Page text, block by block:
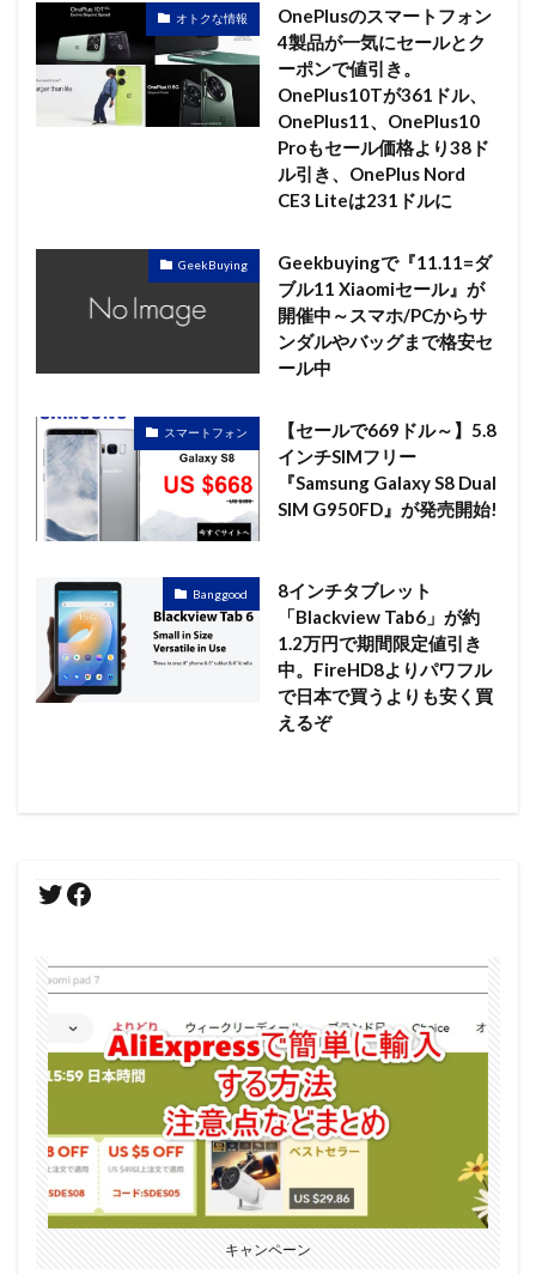
オトクな情報
OnePlusのスマートフォン
4製品が一気にセールとク
ーポンで値引き。
OnePlus10Tが361ドル、
OnePlus11、OnePlus10
Proもセール価格より38ド
ル引き、OnePlus Nord
CE3 Liteは231ドルに
GeekBuying
Geekbuyingで『11.11=ダ
ブル11 Xiaomiセール』が
開催中～スマホ/PCからサ
ンダルやバッグまで格安セ
ール中
スマートフォン
【セールで669ドル～】5.8
インチSIMフリー
『Samsung Galaxy S8 Dual
SIM G950FD』が発売開始!
Banggood
8インチタブレット
「Blackview Tab6」が約
1.2万円で期間限定値引き
中。FireHD8よりパワフル
で日本で買うよりも安く買
えるぞ
キャンペーン